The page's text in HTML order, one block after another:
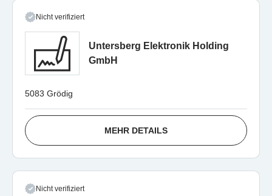
Nicht verifiziert
Untersberg Elektronik Holding
GmbH
5083 Grödig
MEHR DETAILS
Nicht verifiziert